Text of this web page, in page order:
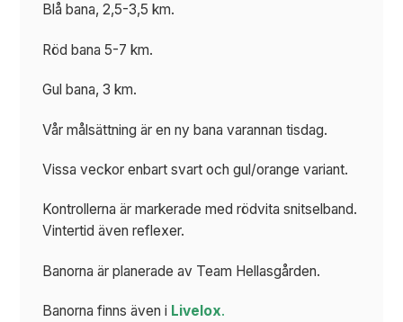
Blå bana, 2,5-3,5 km.
Röd bana 5-7 km.
Gul bana, 3 km.
Vår målsättning är en ny bana varannan tisdag.
Vissa veckor enbart svart och gul/orange variant.
Kontrollerna är markerade med rödvita snitselband.
Vintertid även reflexer.
Banorna är planerade av Team Hellasgården.
Banorna finns även i Livelox.